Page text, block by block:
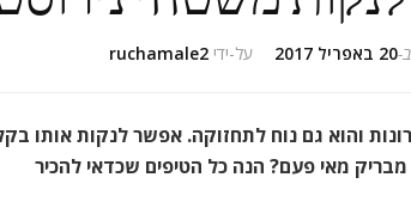
על-ידיruchamale2 ב-20 באפריל 2017
והוא גם נוח לתחזוקה. אפשר לנקות אותו
מאי פעם? הנה כל הטיפים שכדאי להכיר